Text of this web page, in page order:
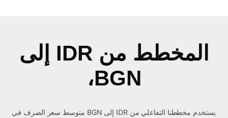
المخطط من IDR إلى
BGN،
يستخدم مخططنا التفاعلي من IDR إلى BGN متوسط ​​سعر الصرف في